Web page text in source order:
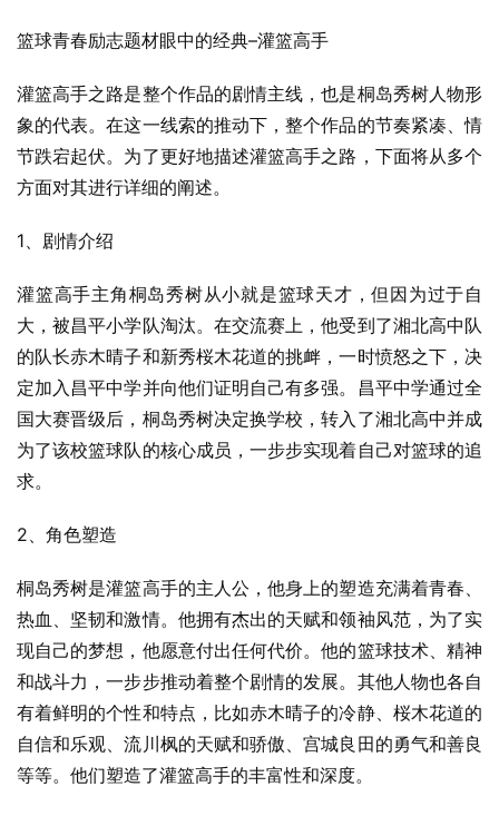
篮球青春励志题材眼中的经典–灌篮高手
灌篮高手之路是整个作品的剧情主线，也是桐岛秀树人物形
象的代表。在这一线索的推动下，整个作品的节奏紧凑、情
节跌宕起伏。为了更好地描述灌篮高手之路，下面将从多个
方面对其进行详细的阐述。
1、剧情介绍
灌篮高手主角桐岛秀树从小就是篮球天才，但因为过于自
大，被昌平小学队淘汰。在交流赛上，他受到了湘北高中队
的队长赤木晴子和新秀桜木花道的挑衅，一时愤怒之下，决
定加入昌平中学并向他们证明自己有多强。昌平中学通过全
国大赛晋级后，桐岛秀树决定换学校，转入了湘北高中并成
为了该校篮球队的核心成员，一步步实现着自己对篮球的追
求。
2、角色塑造
桐岛秀树是灌篮高手的主人公，他身上的塑造充满着青春、
热血、坚韧和激情。他拥有杰出的天赋和领袖风范，为了实
现自己的梦想，他愿意付出任何代价。他的篮球技术、精神
和战斗力，一步步推动着整个剧情的发展。其他人物也各自
有着鲜明的个性和特点，比如赤木晴子的冷静、桜木花道的
自信和乐观、流川枫的天赋和骄傲、宫城良田的勇气和善良
等等。他们塑造了灌篮高手的丰富性和深度。